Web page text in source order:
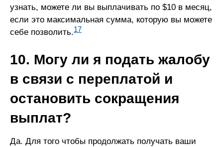
узнать, можете ли вы выплачивать по $10 в месяц,
если это максимальная сумма, которую вы можете
себе позволить.17
10. Могу ли я подать жалобу
в связи с переплатой и
остановить сокращения
выплат?
Да. Для того чтобы продолжать получать ваши